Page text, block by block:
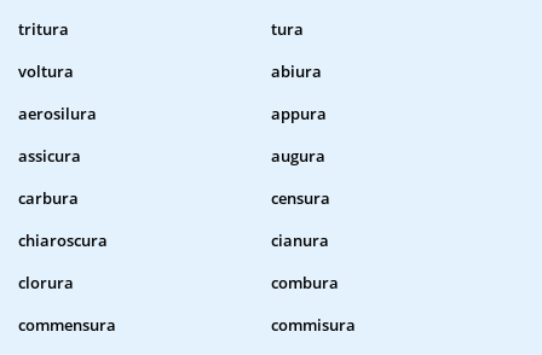
tritura
tura
voltura
abiura
aerosilura
appura
assicura
augura
carbura
censura
chiaroscura
cianura
clorura
combura
commensura
commisura